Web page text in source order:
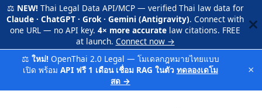
⚖️ NEW! Thai Legal Data API/MCP — verified Thai law data for
Claude · ChatGPT · Grok · Gemini (Antigravity). Connect with
one URL — no API key. 4× more accurate law citations. FREE
at launch. Connect now →
⚖️ ใหม่! OpenThai 2.0 Legal — โมเดลกฎหมายไทยแบบ
เปิด พร้อม API ฟรี 1 เดือน เชื่อม RAG ในตัว ทดลองเดโม
สด →
×